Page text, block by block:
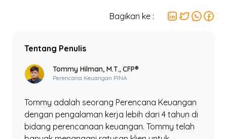
Bagikan ke :
Tentang Penulis
Tommy Hilman, M.T., CFP®
Perencana Keuangan PINA
Tommy adalah seorang Perencana Keuangan
dengan pengalaman kerja lebih dari 4 tahun di
bidang perencanaan keuangan. Tommy telah